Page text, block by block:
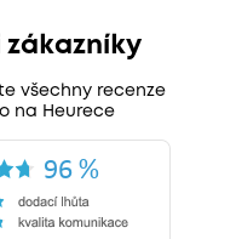
zákazníky
všechny recenze
na Heurece